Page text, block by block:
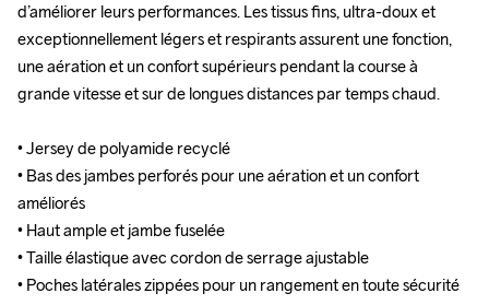
d’améliorer leurs performances. Les tissus fins, ultra-doux et
exceptionnellement légers et respirants assurent une fonction,
une aération et un confort supérieurs pendant la course à
grande vitesse et sur de longues distances par temps chaud.
• Jersey de polyamide recyclé
• Bas des jambes perforés pour une aération et un confort
améliorés
• Haut ample et jambe fuselée
• Taille élastique avec cordon de serrage ajustable
• Poches latérales zippées pour un rangement en toute sécurité
d’améliorer leurs performances. Les tissus fins, ultra-doux et
exceptionnellement légers et respirants assurent une fonction,
une aération et un confort supérieurs pendant la course à
grande vitesse et sur de longues distances par temps chaud.
• Jersey de polyamide recyclé
• Bas des jambes perforés pour une aération et un confort
améliorés
• Haut ample et jambe fuselée
• Taille élastique avec cordon de serrage ajustable
• Poches latérales zippées pour un rangement en toute sécurité